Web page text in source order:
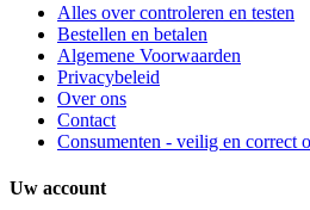
Alles over controleren en testen
Bestellen en betalen
Algemene Voorwaarden
Privacybeleid
Over ons
Contact
Consumenten - veilig en correct
Uw account